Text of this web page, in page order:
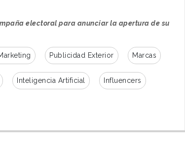
electoral para anunciar la apertura de su
Publicidad Exterior Marcas
Inteligencia Artificial Influencers